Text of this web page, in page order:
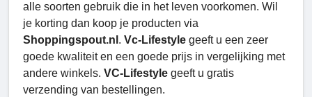
alle soorten gebruik die in het leven voorkomen. Wil
je korting dan koop je producten via
Shoppingspout.nl . Vc-Lifestyle geeft u een zeer
goede kwaliteit en een goede prijs in vergelijking met
andere winkels. VC-Lifestyle geeft u gratis
verzending van bestellingen.